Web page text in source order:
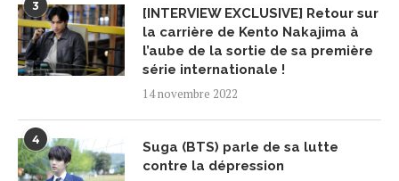
3
[INTERVIEW EXCLUSIVE] Retour sur
la carrière de Kento Nakajima à
l’aube de la sortie de sa première
série internationale !
14 novembre 2022
4
Suga (BTS) parle de sa lutte
contre la dépression